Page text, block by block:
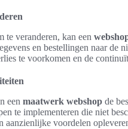
te veranderen, kan een
en bestellingen naar de
te voorkomen en de
een maatwerk webshop de
te implementeren die niet
aanzienlijke voordelen